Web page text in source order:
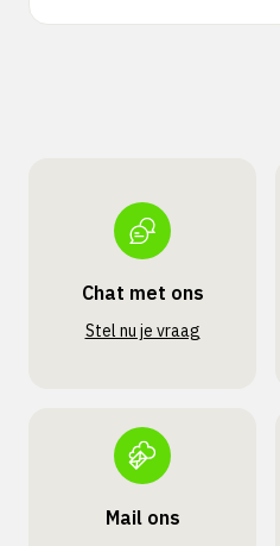
Chat met ons
Stel nu je vraag
Mail ons